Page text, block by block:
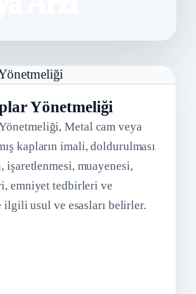
Yönetmeliği
Metal cam veya
kapların imali, doldurulması
işaretlenmesi, muayenesi,
emniyet tedbirleri ve
usul ve esasları belirler.